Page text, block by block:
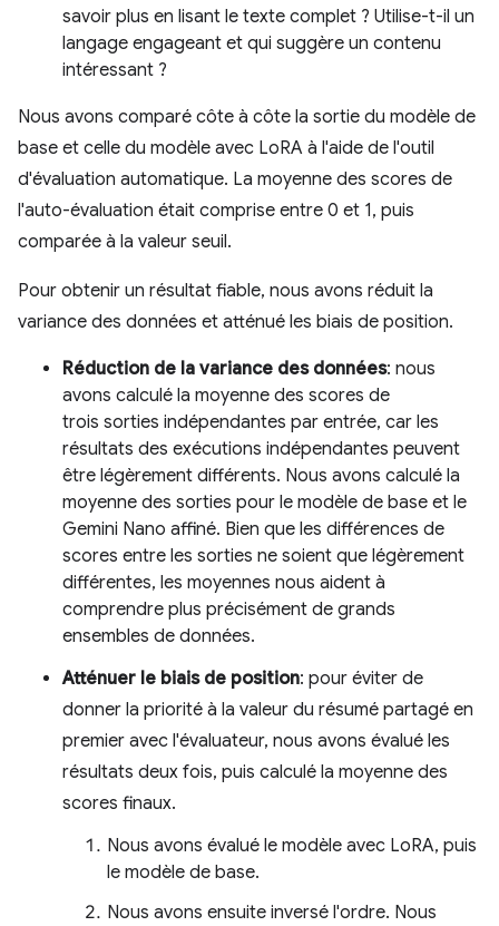
savoir plus en lisant le texte complet ? Utilise-t-il un
langage engageant et qui suggère un contenu
intéressant ?
Nous avons comparé côte à côte la sortie du modèle de
base et celle du modèle avec LoRA à l'aide de l'outil
d'évaluation automatique. La moyenne des scores de
l'auto-évaluation était comprise entre 0 et 1, puis
comparée à la valeur seuil.
Pour obtenir un résultat fiable, nous avons réduit la
variance des données et atténué les biais de position.
Réduction de la variance des données: nous
avons calculé la moyenne des scores de
trois sorties indépendantes par entrée, car les
résultats des exécutions indépendantes peuvent
être légèrement différents. Nous avons calculé la
moyenne des sorties pour le modèle de base et le
Gemini Nano affiné. Bien que les différences de
scores entre les sorties ne soient que légèrement
différentes, les moyennes nous aident à
comprendre plus précisément de grands
ensembles de données.
Atténuer le biais de position: pour éviter de
donner la priorité à la valeur du résumé partagé en
premier avec l'évaluateur, nous avons évalué les
résultats deux fois, puis calculé la moyenne des
scores finaux.
Nous avons évalué le modèle avec LoRA, puis
le modèle de base.
Nous avons ensuite inversé l'ordre. Nous